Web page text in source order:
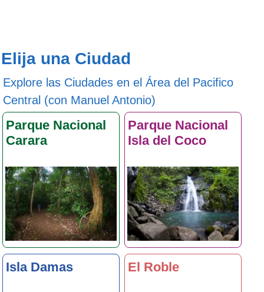
Elija una Ciudad
Explore las Ciudades en el Área del Pacifico
Central (con Manuel Antonio)
Parque Nacional
Carara
Parque Nacional
Isla del Coco
Isla Damas El Roble